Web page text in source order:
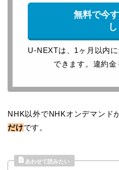
無料で今
し
U-NEXTは、1ヶ月以内
できます。違約金
NHK以外でNHKオンデマンド
だけです。